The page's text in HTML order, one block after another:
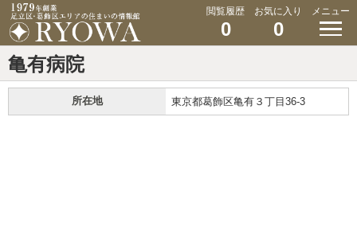
閲覧履歴
0
お気に入り
0
メニュー
亀有病院
所在地 東京都葛飾区亀有３丁目36-3